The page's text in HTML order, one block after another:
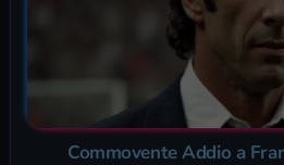
Commovente Addio a